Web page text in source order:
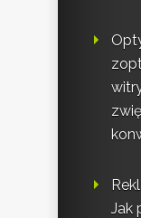
Jak